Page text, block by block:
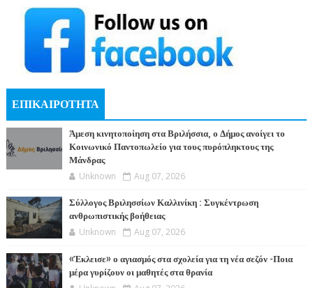
ΕΠΙΚΑΙΡΟΤΗΤΑ
Άμεση κινητοποίηση στα Βριλήσσια, ο Δήμος ανοίγει το
Κοινωνικό Παντοπωλείο για τους πυρόπληκτους της
Μάνδρας
Unknown Aug 07, 2026
Σύλλογος Βριλησσίων Καλλινίκη : Συγκέντρωση
ανθρωπιστικής βοήθειας
Unknown Aug 07, 2026
«Έκλεισε» ο αγιασμός στα σχολεία για τη νέα σεζόν -Ποια
μέρα γυρίζουν οι μαθητές στα θρανία